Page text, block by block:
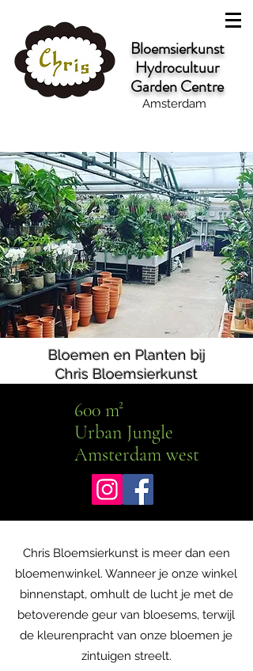
Bloemsierkunst
Hydrocultuur
Garden Centre
Amsterdam
Bloemen en Planten bij
Chris Bloemsierkunst
600 m²
Urban Jungle
Amsterdam west
Chris Bloemsierkunst is meer dan een
bloemenwinkel. Wanneer je onze winkel
binnenstapt, omhult de lucht je met de
betoverende geur van bloesems, terwijl
de kleurenpracht van onze bloemen je
zintuigen streelt.